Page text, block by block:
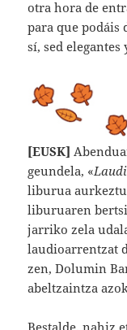
otra hora de
para que podáis
sí, sed
[EUSK]
geundela, «
liburua
liburuaren
jarriko zela
laudioarrentzat
zen, Dolumin
abeltzaintza